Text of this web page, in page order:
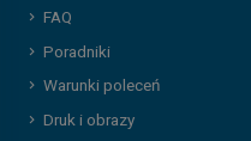
FAQ
Poradniki
Warunki poleceń
Druk i obrazy